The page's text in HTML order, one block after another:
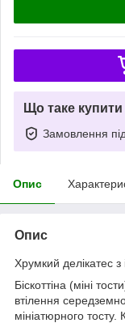
Що таке
Замовлення
Опис
Опис
Хрумкий делікатес з
Біскоттіна (міні
втілення
мініатюрного